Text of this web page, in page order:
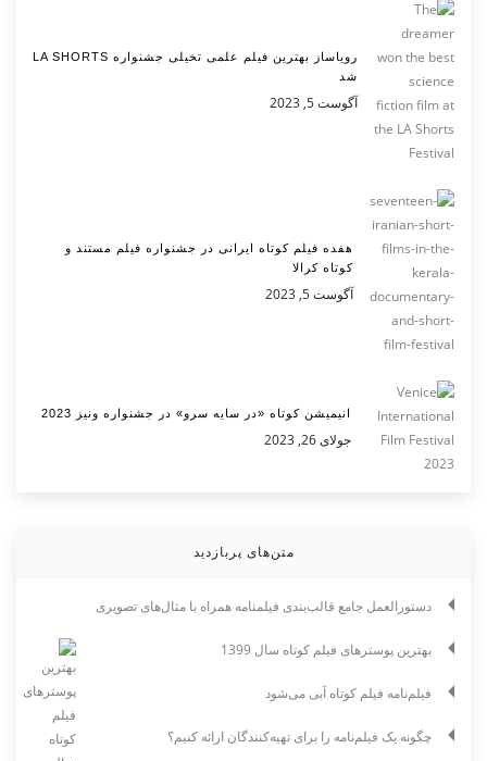
رویاساز بهترین فیلم علمی تخیلی جشنواره LA SHORTS
شد
آگوست 5, 2023
هفده فیلم کوتاه ایرانی در جشنواره فیلم مستند و
کوتاه کرالا
آگوست 5, 2023
انیمیشن کوتاه «در سایه سرو» در جشنواره ونیز 2023
جولای 26, 2023
متن‌های پربازدید
دستورالعمل جامع قالب‌بندی فیلمنامه همراه با مثال‌های تصویری
بهترین پوسترهای فیلم کوتاه سال 1399
فیلم‌نامه فیلم کوتاه آبی می‌شود
چگونه یک فیلم‌نامه را برای تهیه‌کنندگان ارائه کنیم؟